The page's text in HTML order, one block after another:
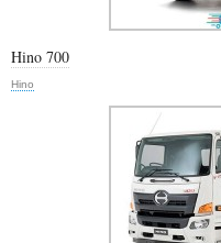
Hino 700
Hino